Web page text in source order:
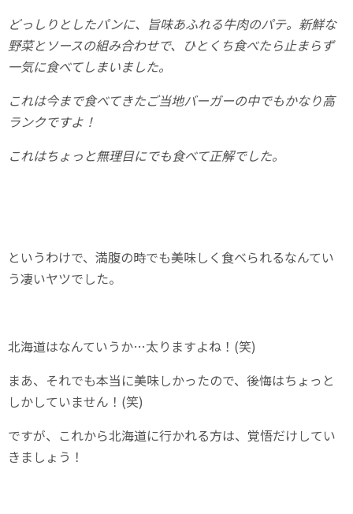
どっしりとしたパンに、旨味あふれる牛肉のパテ。新鮮な
野菜とソースの組み合わせで、ひとくち食べたら止まらず
一気に食べてしまいました。
これは今まで食べてきたご当地バーガーの中でもかなり高
ランクですよ！
これはちょっと無理目にでも食べて正解でした。
というわけで、満腹の時でも美味しく食べられるなんてい
う凄いヤツでした。
北海道はなんていうか…太りますよね！(笑)
まあ、それでも本当に美味しかったので、後悔はちょっと
しかしていません！(笑)
ですが、これから北海道に行かれる方は、覚悟だけしてい
きましょう！